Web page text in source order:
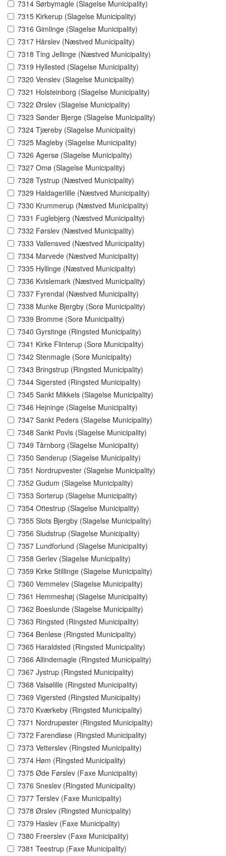
7314 Sørbymagle (Slagelse Municipality)
7315 Kirkerup (Slagelse Municipality)
7316 Gimlinge (Slagelse Municipality)
7317 Hårslev (Næstved Municipality)
7318 Ting Jellinge (Næstved Municipality)
7319 Hyllested (Slagelse Municipality)
7320 Venslev (Slagelse Municipality)
7321 Holsteinborg (Slagelse Municipality)
7322 Ørslev (Slagelse Municipality)
7323 Sønder Bjerge (Slagelse Municipality)
7324 Tjæreby (Slagelse Municipality)
7325 Magleby (Slagelse Municipality)
7326 Agersø (Slagelse Municipality)
7327 Omø (Slagelse Municipality)
7328 Tystrup (Næstved Municipality)
7329 Haldagerlille (Næstved Municipality)
7330 Krummerup (Næstved Municipality)
7331 Fuglebjerg (Næstved Municipality)
7332 Førslev (Næstved Municipality)
7333 Vallensved (Næstved Municipality)
7334 Marvede (Næstved Municipality)
7335 Hyllinge (Næstved Municipality)
7336 Kvislemark (Næstved Municipality)
7337 Fyrendal (Næstved Municipality)
7338 Munke Bjergby (Sorø Municipality)
7339 Bromme (Sorø Municipality)
7340 Gyrstinge (Ringsted Municipality)
7341 Kirke Flinterup (Sorø Municipality)
7342 Stenmagle (Sorø Municipality)
7343 Bringstrup (Ringsted Municipality)
7344 Sigersted (Ringsted Municipality)
7345 Sankt Mikkels (Slagelse Municipality)
7346 Hejninge (Slagelse Municipality)
7347 Sankt Peders (Slagelse Municipality)
7348 Sankt Povls (Slagelse Municipality)
7349 Tårnborg (Slagelse Municipality)
7350 Sønderup (Slagelse Municipality)
7351 Nordrupvester (Slagelse Municipality)
7352 Gudum (Slagelse Municipality)
7353 Sorterup (Slagelse Municipality)
7354 Ottestrup (Slagelse Municipality)
7355 Slots Bjergby (Slagelse Municipality)
7356 Sludstrup (Slagelse Municipality)
7357 Lundforlund (Slagelse Municipality)
7358 Gerlev (Slagelse Municipality)
7359 Kirke Stillinge (Slagelse Municipality)
7360 Vemmelev (Slagelse Municipality)
7361 Hemmeshøj (Slagelse Municipality)
7362 Boeslunde (Slagelse Municipality)
7363 Ringsted (Ringsted Municipality)
7364 Benløse (Ringsted Municipality)
7365 Haraldsted (Ringsted Municipality)
7366 Allindemagle (Ringsted Municipality)
7367 Jystrup (Ringsted Municipality)
7368 Valsølille (Ringsted Municipality)
7369 Vigersted (Ringsted Municipality)
7370 Kværkeby (Ringsted Municipality)
7371 Nordrupøster (Ringsted Municipality)
7372 Farendløse (Ringsted Municipality)
7373 Vetterslev (Ringsted Municipality)
7374 Høm (Ringsted Municipality)
7375 Øde Førslev (Faxe Municipality)
7376 Sneslev (Ringsted Municipality)
7377 Terslev (Faxe Municipality)
7378 Ørslev (Ringsted Municipality)
7379 Haslev (Faxe Municipality)
7380 Freerslev (Faxe Municipality)
7381 Teestrup (Faxe Municipality)